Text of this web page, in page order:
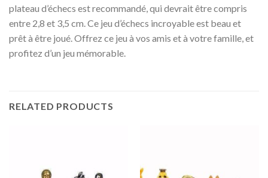
plateau d’échecs est recommandé, qui devrait être compris
entre 2,8 et 3,5 cm. Ce jeu d’échecs incroyable est beau et
prêt à être joué. Offrez ce jeu à vos amis et à votre famille, et
profitez d’un jeu mémorable.
RELATED PRODUCTS